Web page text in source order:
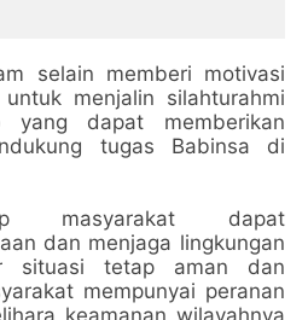
selain memberi motivasi
menjalin silahturahmi
yang dapat memberikan
tugas Babinsa di
masyarakat dapat
dan menjaga lingkungan
situasi tetap aman dan
mempunyai peranan
keamanan wilayahnya